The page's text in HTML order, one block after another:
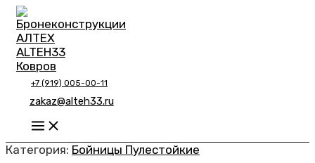
Перейти
содержимому
+7 (919) 005-00-11
zakaz@alteh33.ru
Main
Menu
Категория: Бойницы Пулестойкие